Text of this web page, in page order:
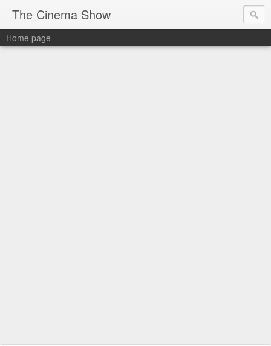
The Cinema Show
Home page